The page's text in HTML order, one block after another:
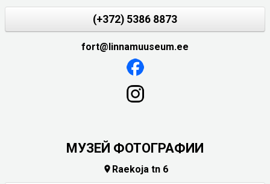
(+372) 5386 8873
fort@linnamuuseum.ee
МУЗЕЙ ФОТОГРАФИИ
 Raekoja tn 6